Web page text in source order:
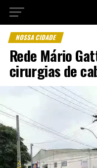
NOSSA CIDADE
Rede Mário
cirurgias de